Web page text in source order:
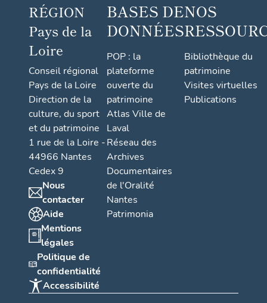
RÉGION
Pays de la
Loire
Conseil régional
Pays de la Loire
Direction de la
culture, du sport
et du patrimoine
1 rue de la Loire -
44966 Nantes
Cedex 9
Nous
contacter
Aide
Mentions
légales
Politique de
confidentialité
Accessibilité
BASES DE
DONNÉES
POP : la
plateforme
ouverte du
patrimoine
Atlas Ville de
Laval
Réseau des
Archives
Documentaires
de l'Oralité
Nantes
Patrimonia
NOS
Bibliothèque du
patrimoine
Visites virtuelles
Publications